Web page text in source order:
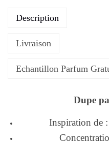
Description
Livraison
Echantillon Parfum
Dupe
Inspiration de